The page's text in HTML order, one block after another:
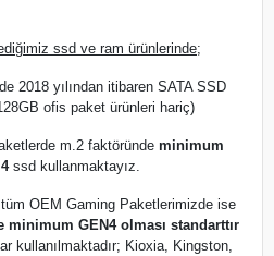
ssd ve ram ürünlerinde;
2018 yılından itibaren SATA SSD
ofis paket ürünleri hariç)
m.2 faktöründe minimum
ssd kullanmaktayız.
OEM Gaming Paketlerimizde ise
minimum GEN4 olması standarttır
kullanılmaktadır; Kioxia, Kingston,